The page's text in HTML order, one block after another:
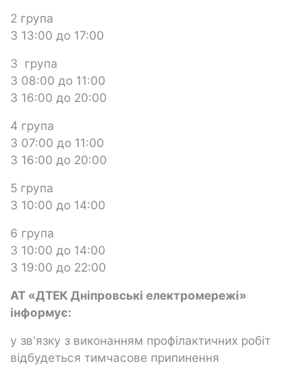
2 група
З 13:00 до 17:00
3 група
З 08:00 до 11:00
З 16:00 до 20:00
4 група
З 07:00 до 11:00
З 16:00 до 20:00
5 група
З 10:00 до 14:00
6 група
З 10:00 до 14:00
З 19:00 до 22:00
АТ «ДТЕК Дніпровські електромережі»
інформує:
у зв'язку з виконанням профілактичних робіт
відбудеться тимчасове припинення